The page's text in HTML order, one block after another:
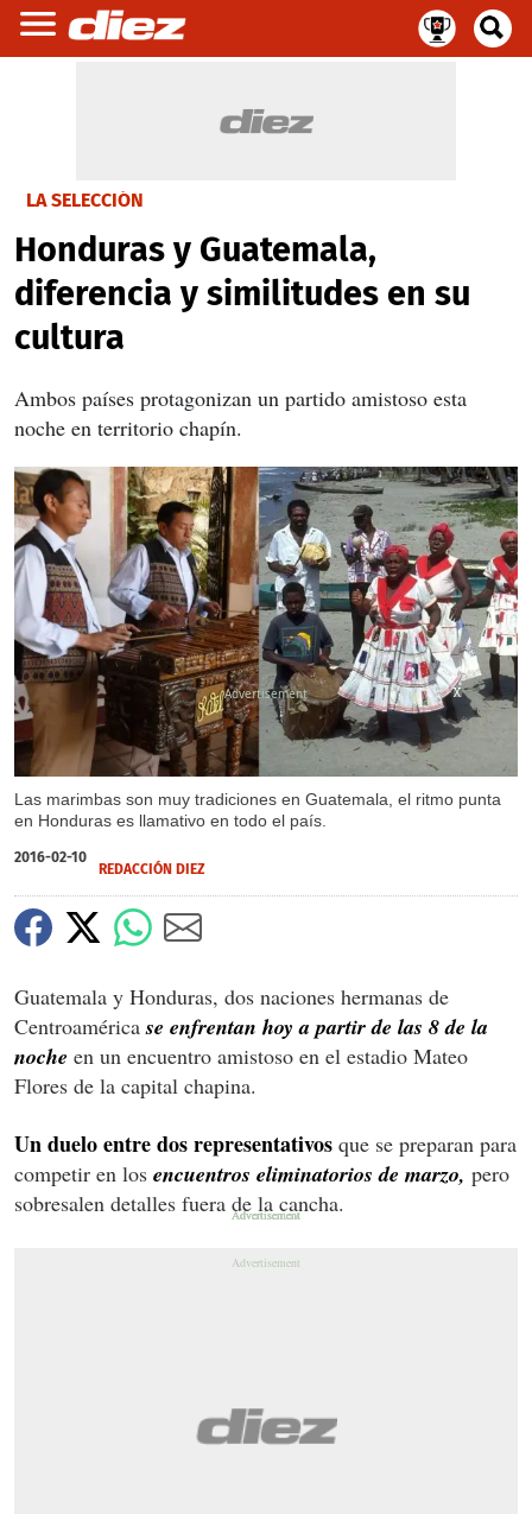
LA SELECCIÓN
Honduras y Guatemala,
diferencia y similitudes en su
cultura
Ambos países protagonizan un partido amistoso esta
noche en territorio chapín.
Las marimbas son muy tradiciones en Guatemala, el ritmo punta
en Honduras es llamativo en todo el país.
X
X
X
X
X
2016-02-10
REDACCIÓN DIEZ
Guatemala y Honduras, dos naciones hermanas de
Centroaméricase enfrentan hoy a partir de las 8 de la
noche en un encuentro amistoso en el estadio Mateo
Flores de la capital chapina.
Un duelo entre dos representativos que se preparan para
competir en los encuentros eliminatorios de marzo, pero
sobresalen detalles fuera de la cancha.